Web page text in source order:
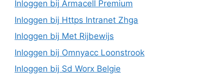
Inloggen bij Armacell Premium
Inloggen bij Https Intranet Zhga
Inloggen bij Met Rijbewijs
Inloggen bij Omnyacc Loonstrook
Inloggen bij Sd Worx Belgie